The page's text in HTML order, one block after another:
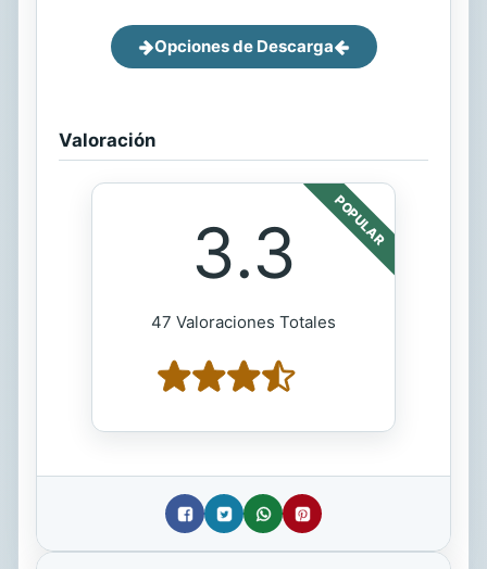
Opciones de Descarga
Valoración
POPULAR
3.3
47 Valoraciones Totales